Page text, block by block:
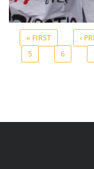
Pages
« FIRST ‹
5
6